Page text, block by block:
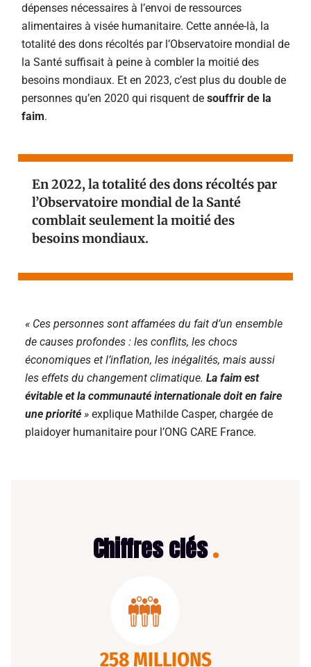
dépenses nécessaires à l’envoi de ressources
alimentaires à visée humanitaire. Cette année-là, la
totalité des dons récoltés par l’Observatoire mondial de
la Santé suffisait à peine à combler la moitié des
besoins mondiaux. Et en 2023, c’est plus du double de
personnes qu’en 2020 qui risquent de souffrir de la
faim.
En 2022, la totalité des dons récoltés par
l’Observatoire mondial de la Santé
comblait seulement la moitié des
besoins mondiaux.
« Ces personnes sont affamées du fait d’un ensemble
de causes profondes : les conflits, les chocs
économiques et l’inflation, les inégalités, mais aussi
les effets du changement climatique. La faim est
évitable et la communauté internationale doit en faire
une priorité » explique Mathilde Casper, chargée de
plaidoyer humanitaire pour l’ONG CARE France.
Chiffres clés
258 MILLIONS